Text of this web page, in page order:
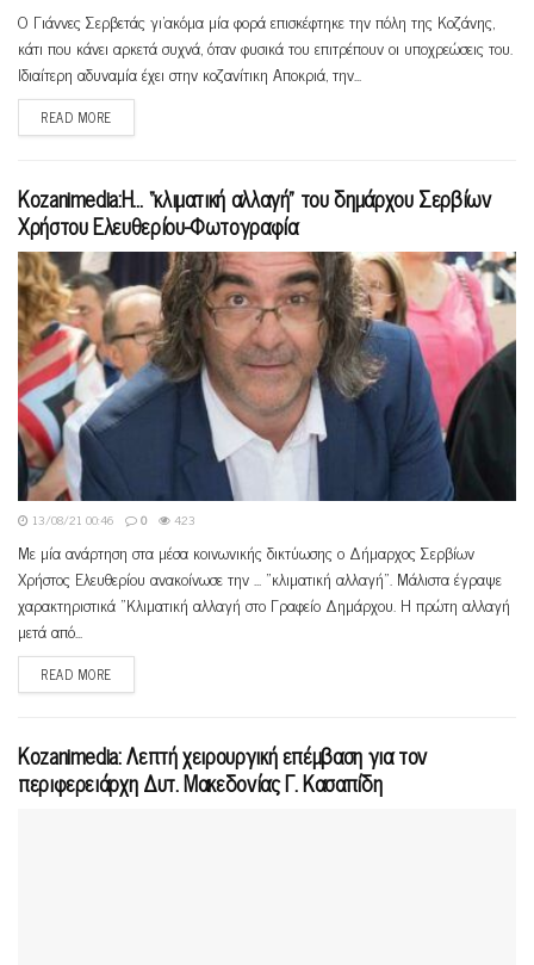
Ο Γιάννες Σερβετάς γι'ακόμα μία φορά επισκέφτηκε την πόλη της Κοζάνης,
κάτι που κάνει αρκετά συχνά, όταν φυσικά του επιτρέπουν οι υποχρεώσεις του.
Ιδιαίτερη αδυναμία έχει στην κοζανίτικη Αποκριά, την...
READ MORE
Kozanimedia:Η… “κλιματική αλλαγή” του δημάρχου Σερβίων
Χρήστου Ελευθερίου-Φωτογραφία
13/08/21 00:46 0 423
Με μία ανάρτηση στα μέσα κοινωνικής δικτύωσης ο Δήμαρχος Σερβίων
Χρήστος Ελευθερίου ανακοίνωσε την ... "κλιματική αλλαγή". Μάλιστα έγραψε
χαρακτηριστικά "Κλιματική αλλαγή στο Γραφείο Δημάρχου. H πρώτη αλλαγή
μετά από...
READ MORE
Kozanimedia: Λεπτή χειρουργική επέμβαση για τον
περιφερειάρχη Δυτ. Μακεδονίας Γ. Κασαπίδη